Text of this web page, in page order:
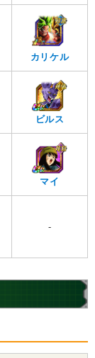
カリケル
ビルス
マイ
-